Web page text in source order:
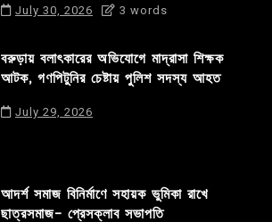
July 30, 2026 3 words
বরুড়ায় বলাৎকারের অভিযোগে মাদ্রাসা শিক্ষক
আটক, গণপিটুনির চেষ্টায় পুলিশ সদস্য আহত
July 29, 2026
আদর্শ সমাজ বিনির্মাণে সহায়ক ভুমিকা রাখে
ছাত্রসমাজ- প্রেসক্লাব সভাপতি